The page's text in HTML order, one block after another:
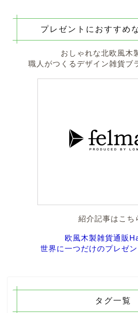
プレゼントにおすすめ
おしゃれな北欧風木
職人がつくるデザイン雑貨ブ
紹介記事はこち
欧風木製雑貨通販
世界に一つだけのプレゼ
タグ一覧